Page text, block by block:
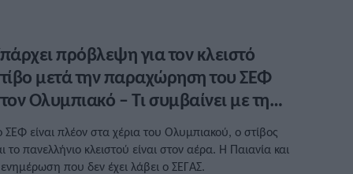
πρόβλεψη για τον κλειστό
μετά την παραχώρηση του ΣΕΦ
Ολυμπιακό – Τι συμβαίνει με την
καμία ενημέρωση ο ΣΕΓΑΣ!
ΣΕΦ είναι πλέον στα χέρια του Ολυμπιακού, ο στίβος
το πανελλήνιο κλειστού είναι στον αέρα. Η Παιανία και
που δεν έχει λάβει ο ΣΕΓΑΣ.